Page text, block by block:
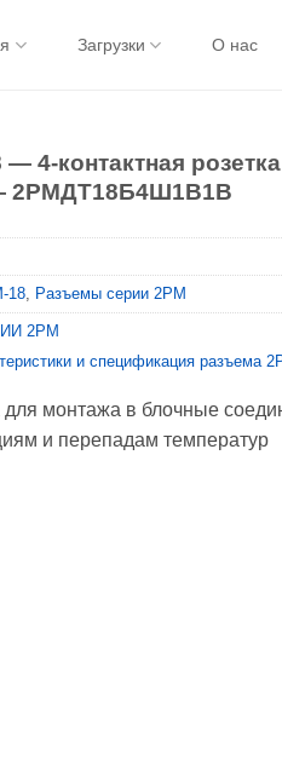
Загрузки О нас
4-контактная
2РМДТ18Б4Ш1В1В
18, Разъемы серии 2PM
2PM
и спецификация разъема
для монтажа в блочные
и перепадам температур